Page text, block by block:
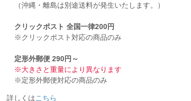
（沖縄・離島は別途送料が発生いたします。）
クリックポスト 全国一律200円
※クリックポスト対応の商品のみ
定形外郵便 290円～
※大きさと重量により異なります
※定形外郵便対応の商品のみ
詳しくはこちら